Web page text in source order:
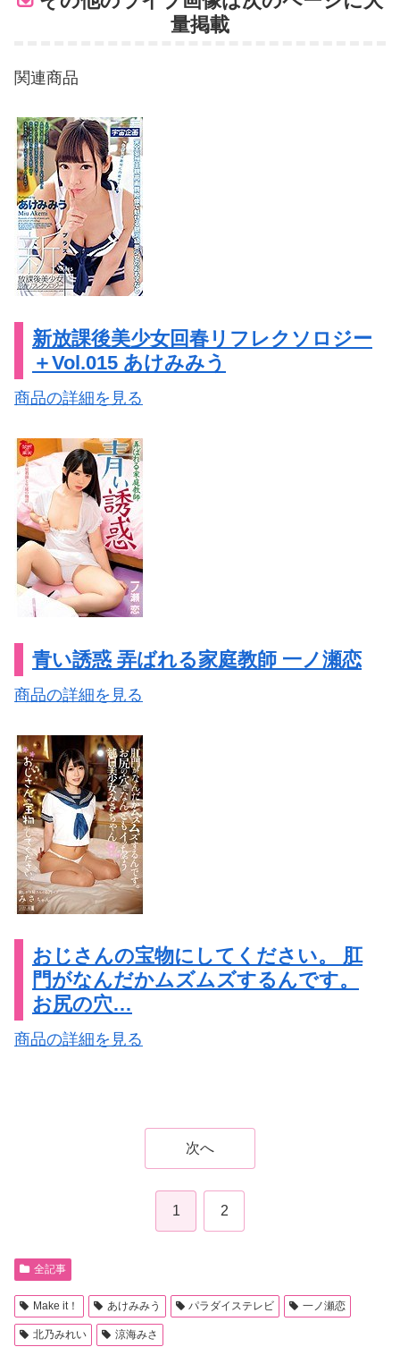
量掲載
関連商品
新放課後美少女回春リフレクソロジー
＋Vol.015 あけみみう
商品の詳細を見る
青い誘惑 弄ばれる家庭教師 一ノ瀬恋
商品の詳細を見る
おじさんの宝物にしてください。 肛
門がなんだかムズムズするんです。
お尻の穴…
商品の詳細を見る
次へ
1 2
全記事
Make it！ あけみみう パラダイステレビ 一ノ瀬恋
北乃みれい 涼海みさ